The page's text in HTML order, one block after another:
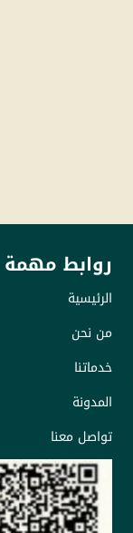
روابط مهمة
الرئيسية
من نحن
خدماتنا
المدونة
تواصل معنا